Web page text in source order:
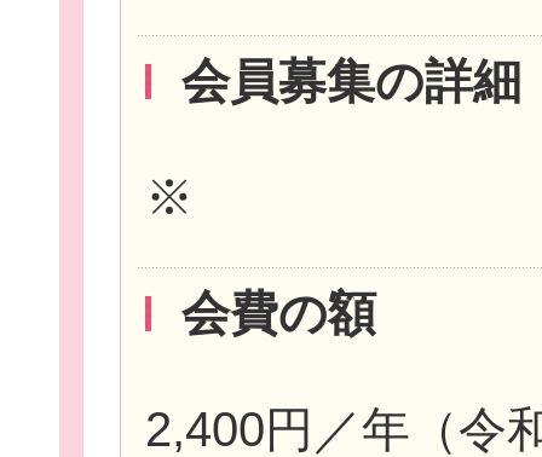
会員募集の詳細
※
会費の額
2,400円／年（令